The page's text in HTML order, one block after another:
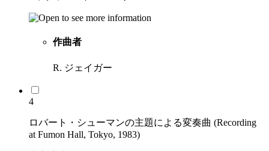
作曲者
R. ジェイガー
4
ロバート・シューマンの主題による変奏曲 (Recording
at Fumon Hall, Tokyo, 1983)